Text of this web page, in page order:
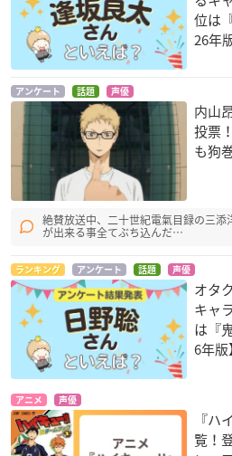
位は
26年
アンケート 話題 声優
内山
投票
も狗
絶賛放送中、二十世紀電氣目録の三
が出来る事全てぶち込んだ…
ランキング アンケート 話題 声優
オタ
キャ
は『
6年版】
アニメ 声優
『ハ
覧！